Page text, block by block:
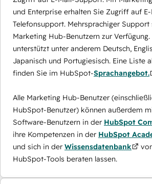
und Enterprise erhalten Sie Zugriff auf
Telefonsupport. Mehrsprachiger Support
Marketing Hub-Benutzern zur
unterstützt unter anderem Deutsch,
Japanisch und Portugiesisch. Eine Liste
finden Sie im HubSpot-Sprachangebot.
Alle Marketing Hub-Benutzer
HubSpot-Benutzer) können außerdem
Software-Benutzern in der HubSpot
ihre Kompetenzen in der HubSpot
und sich in der Wissensdatenbank
HubSpot-Tools beraten lassen.